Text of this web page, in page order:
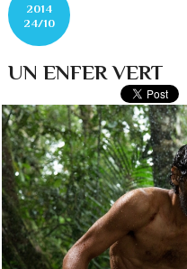
2014
24/10
UN ENFER VERT